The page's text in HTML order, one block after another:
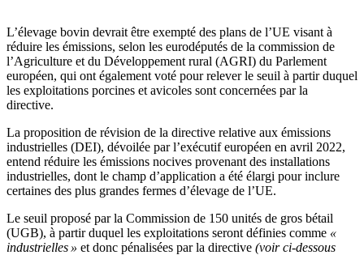
L’élevage bovin devrait être exempté des plans de l’UE visant à
réduire les émissions, selon les eurodéputés de la commission de
l’Agriculture et du Développement rural (AGRI) du Parlement
européen, qui ont également voté pour relever le seuil à partir duquel
les exploitations porcines et avicoles sont concernées par la
directive.
La proposition de révision de la directive relative aux émissions
industrielles (DEI), dévoilée par l’exécutif européen en avril 2022,
entend réduire les émissions nocives provenant des installations
industrielles, dont le champ d’application a été élargi pour inclure
certaines des plus grandes fermes d’élevage de l’UE.
Le seuil proposé par la Commission de 150 unités de gros bétail
(UGB), à partir duquel les exploitations seront définies comme «
industrielles » et donc pénalisées par la directive (voir ci-dessous